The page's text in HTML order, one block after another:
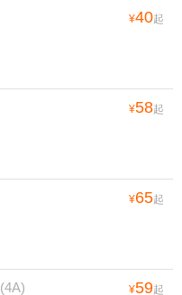
¥40起
¥58起
¥65起
(4A) ¥59起